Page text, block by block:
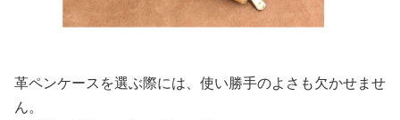
革ペンケースを選ぶ際には、使い勝手のよさも欠かせませ
ん。